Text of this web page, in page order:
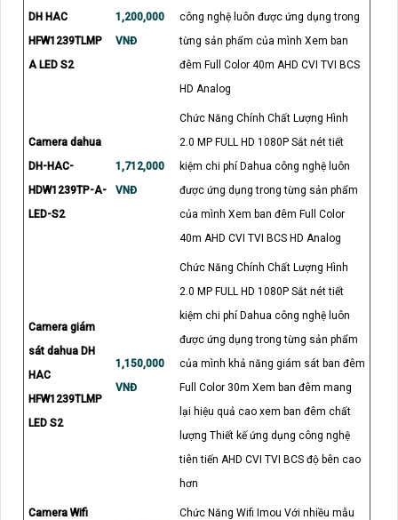
DH HAC
HFW1239TLMP
A LED S2
1,200,000
VNĐ
công nghệ luôn được ứng dụng trong
từng sản phẩm của mình Xem ban
đêm Full Color 40m AHD CVI TVI BCS
HD Analog
Camera dahua
DH-HAC-
HDW1239TP-A-
LED-S2
1,712,000
VNĐ
Chức Năng Chính Chất Lượng Hình
2.0 MP FULL HD 1080P Sắt nét tiết
kiệm chi phí Dahua công nghệ luôn
được ứng dụng trong từng sản phẩm
của mình Xem ban đêm Full Color
40m AHD CVI TVI BCS HD Analog
Camera giám
sát dahua DH
HAC
HFW1239TLMP
LED S2
1,150,000
VNĐ
Chức Năng Chính Chất Lượng Hình
2.0 MP FULL HD 1080P Sắt nét tiết
kiệm chi phí Dahua công nghệ luôn
được ứng dụng trong từng sản phẩm
của mình khả năng giám sát ban đêm
Full Color 30m Xem ban đêm mang
lại hiệu quả cao xem ban đêm chất
lượng Thiết kế ứng dụng công nghệ
tiên tiến AHD CVI TVI BCS độ bên cao
hơn
Camera Wifi
Chức Năng Wifi Imou Với nhiều mẫu